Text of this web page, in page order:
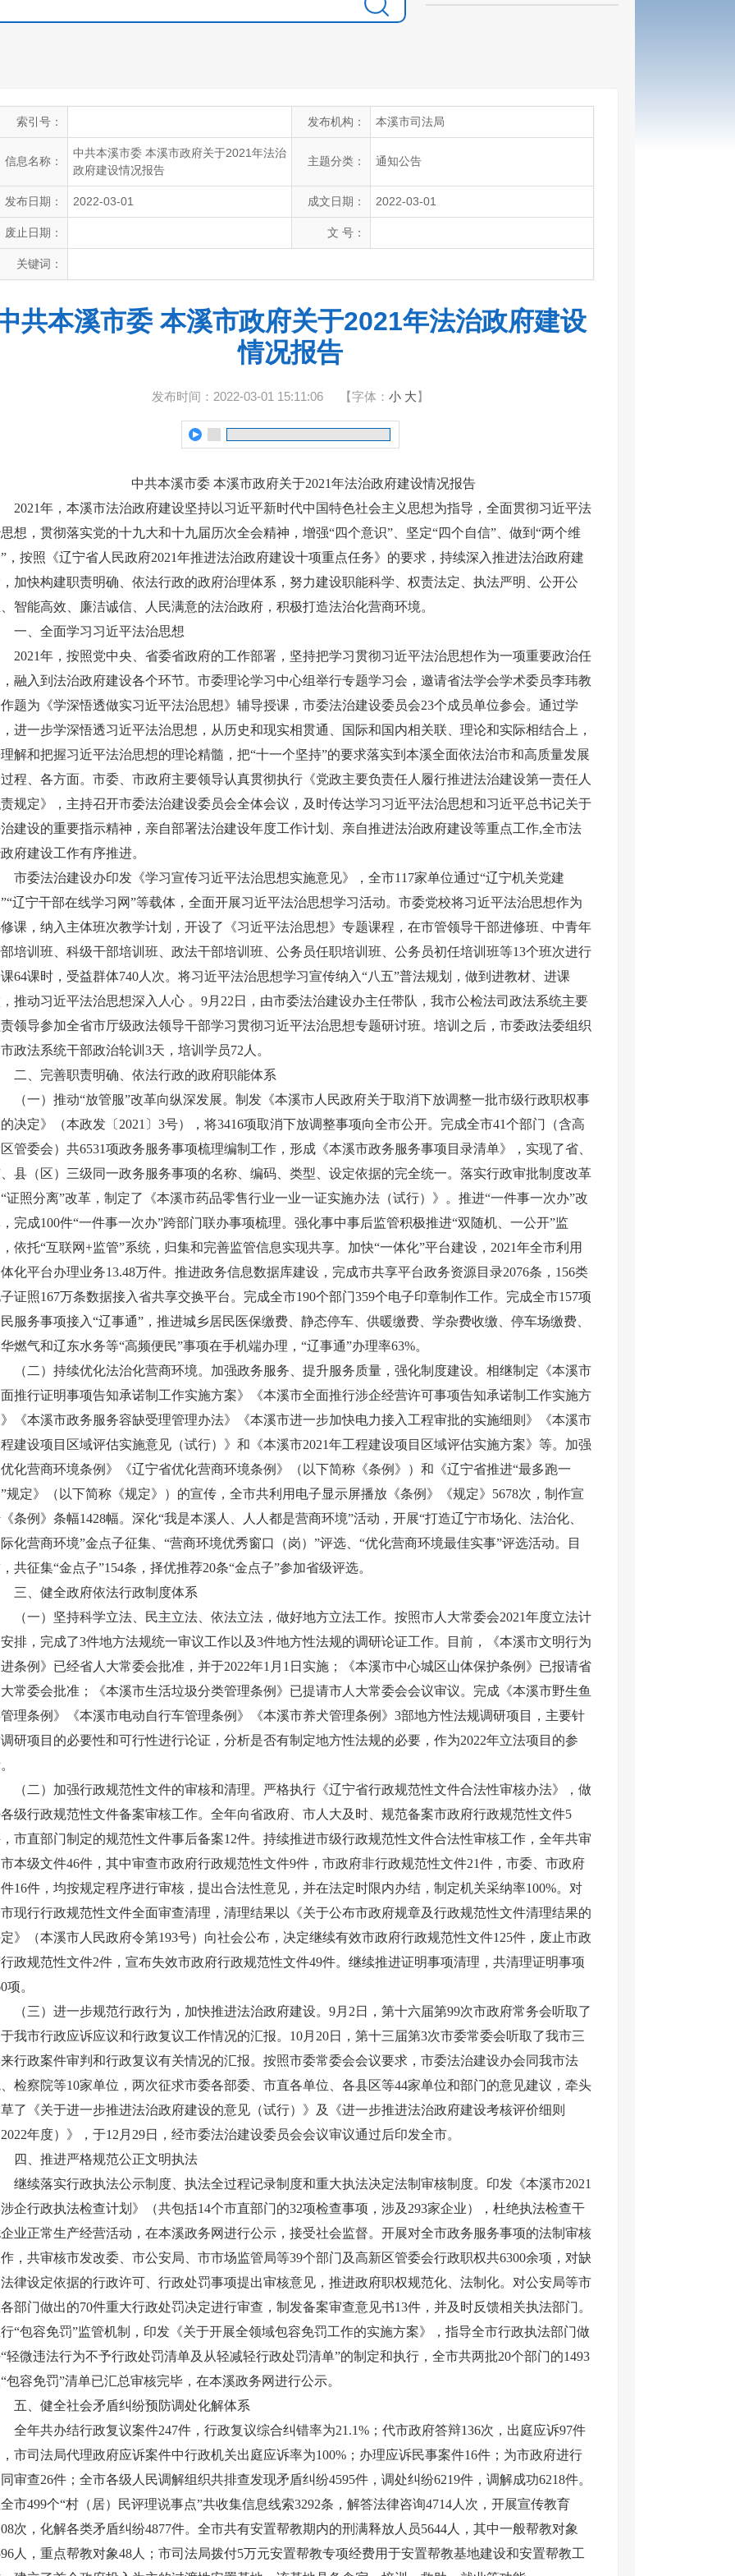
索引号： 发布机构： 本溪市司法局
信息名称：
中共本溪市委 本溪市政府关于2021年法治
政府建设情况报告
主题分类： 通知公告
发布日期： 2022-03-01 成文日期： 2022-03-01
废止日期： 文 号：
关键词：
共本溪市委 本溪市政府关于2021年法治政府建设
情况报告
发布时间：2022-03-01 15:11:06 【字体： 小 大】
中共本溪市委 本溪市政府关于2021年法治政府建设情况报告
年，本溪市法治政府建设坚持以习近平新时代中国特色社会主义思想为指导，全面贯彻习近平法
想，贯彻落实党的十九大和十九届历次全会精神，增强“四个意识”、坚定“四个自信”、做到“两个维
，按照《辽宁省人民政府2021年推进法治政府建设十项重点任务》的要求，持续深入推进法治政府建
加快构建职责明确、依法行政的政府治理体系，努力建设职能科学、权责法定、执法严明、公开公
智能高效、廉洁诚信、人民满意的法治政府，积极打造法治化营商环境。
、全面学习习近平法治思想
年，按照党中央、省委省政府的工作部署，坚持把学习贯彻习近平法治思想作为一项重要政治任
融入到法治政府建设各个环节。市委理论学习中心组举行专题学习会，邀请省法学会学术委员李玮教
题为《学深悟透做实习近平法治思想》辅导授课，市委法治建设委员会23个成员单位参会。通过学
进一步学深悟透习近平法治思想，从历史和现实相贯通、国际和国内相关联、理论和实际相结合上，
解和把握习近平法治思想的理论精髓，把“十一个坚持”的要求落实到本溪全面依法治市和高质量发展
程、各方面。市委、市政府主要领导认真贯彻执行《党政主要负责任人履行推进法治建设第一责任人
规定》，主持召开市委法治建设委员会全体会议，及时传达学习习近平法治思想和习近平总书记关于
建设的重要指示精神，亲自部署法治建设年度工作计划、亲自推进法治政府建设等重点工作,全市法
府建设工作有序推进。
法治建设办印发《学习宣传习近平法治思想实施意见》，全市117家单位通过“辽宁机关党建
辽宁干部在线学习网”等载体，全面开展习近平法治思想学习活动。市委党校将习近平法治思想作为
课，纳入主体班次教学计划，开设了《习近平法治思想》专题课程，在市管领导干部进修班、中青年
培训班、科级干部培训班、政法干部培训班、公务员任职培训班、公务员初任培训班等13个班次进行
64课时，受益群体740人次。将习近平法治思想学习宣传纳入“八五”普法规划，做到进教材、进课
推动习近平法治思想深入人心 。9月22日，由市委法治建设办主任带队，我市公检法司政法系统主要
领导参加全省市厅级政法领导干部学习贯彻习近平法治思想专题研讨班。培训之后，市委政法委组织
政法系统干部政治轮训3天，培训学员72人。
完善职责明确、依法行政的政府职能体系
）推动“放管服”改革向纵深发展。制发《本溪市人民政府关于取消下放调整一批市级行政职权事
决定》（本政发〔2021〕3号），将3416项取消下放调整事项向全市公开。完成全市41个部门（含高
管委会）共6531项政务服务事项梳理编制工作，形成《本溪市政务服务事项目录清单》，实现了省、
县（区）三级同一政务服务事项的名称、编码、类型、设定依据的完全统一。落实行政审批制度改革
证照分离”改革，制定了《本溪市药品零售行业一业一证实施办法（试行）》。推进“一件事一次办”改
完成100件“一件事一次办”跨部门联办事项梳理。强化事中事后监管积极推进“双随机、一公开”监
依托“互联网+监管”系统，归集和完善监管信息实现共享。加快“一体化”平台建设，2021年全市利用
化平台办理业务13.48万件。推进政务信息数据库建设，完成市共享平台政务资源目录2076条，156类
证照167万条数据接入省共享交换平台。完成全市190个部门359个电子印章制作工作。完成全市157项
服务事项接入“辽事通”，推进城乡居民医保缴费、静态停车、供暖缴费、学杂费收缴、停车场缴费、
燃气和辽东水务等“高频便民”事项在手机端办理，“辽事通”办理率63%。
）持续优化法治化营商环境。加强政务服务、提升服务质量，强化制度建设。相继制定《本溪市
推行证明事项告知承诺制工作实施方案》《本溪市全面推行涉企经营许可事项告知承诺制工作实施方
《本溪市政务服务容缺受理管理办法》《本溪市进一步加快电力接入工程审批的实施细则》《本溪市
建设项目区域评估实施意见（试行）》和《本溪市2021年工程建设项目区域评估实施方案》等。加强
化营商环境条例》《辽宁省优化营商环境条例》（以下简称《条例》）和《辽宁省推进“最多跑一
规定》（以下简称《规定》）的宣传，全市共利用电子显示屏播放《条例》《规定》5678次，制作宣
条例》条幅1428幅。深化“我是本溪人、人人都是营商环境”活动，开展“打造辽宁市场化、法治化、
化营商环境”金点子征集、“营商环境优秀窗口（岗）”评选、“优化营商环境最佳实事”评选活动。目
共征集“金点子”154条，择优推荐20条“金点子”参加省级评选。
、健全政府依法行政制度体系
）坚持科学立法、民主立法、依法立法，做好地方立法工作。按照市人大常委会2021年度立法计
排，完成了3件地方法规统一审议工作以及3件地方性法规的调研论证工作。目前，《本溪市文明行为
条例》已经省人大常委会批准，并于2022年1月1日实施；《本溪市中心城区山体保护条例》已报请省
常委会批准；《本溪市生活垃圾分类管理条例》已提请市人大常委会会议审议。完成《本溪市野生鱼
理条例》《本溪市电动自行车管理条例》《本溪市养犬管理条例》3部地方性法规调研项目，主要针
研项目的必要性和可行性进行论证，分析是否有制定地方性法规的必要，作为2022年立法项目的参
）加强行政规范性文件的审核和清理。严格执行《辽宁省行政规范性文件合法性审核办法》，做
级行政规范性文件备案审核工作。全年向省政府、市人大及时、规范备案市政府行政规范性文件5
市直部门制定的规范性文件事后备案12件。持续推进市级行政规范性文件合法性审核工作，全年共审
本级文件46件，其中审查市政府行政规范性文件9件，市政府非行政规范性文件21件，市委、市政府
16件，均按规定程序进行审核，提出合法性意见，并在法定时限内办结，制定机关采纳率100%。对
现行行政规范性文件全面审查清理，清理结果以《关于公布市政府规章及行政规范性文件清理结果的
》（本溪市人民政府令第193号）向社会公布，决定继续有效市政府行政规范性文件125件，废止市政
政规范性文件2件，宣布失效市政府行政规范性文件49件。继续推进证明事项清理，共清理证明事项
项。
）进一步规范行政行为，加快推进法治政府建设。9月2日，第十六届第99次市政府常务会听取了
我市行政应诉应议和行政复议工作情况的汇报。10月20日，第十三届第3次市委常委会听取了我市三
行政案件审判和行政复议有关情况的汇报。按照市委常委会会议要求，市委法治建设办会同我市法
检察院等10家单位，两次征求市委各部委、市直各单位、各县区等44家单位和部门的意见建议，牵头
了《关于进一步推进法治政府建设的意见（试行）》及《进一步推进法治政府建设考核评价细则
年度）》，于12月29日，经市委法治建设委员会会议审议通过后印发全市。
、推进严格规范公正文明执法
落实行政执法公示制度、执法全过程记录制度和重大执法决定法制审核制度。印发《本溪市2021
企行政执法检查计划》（共包括14个市直部门的32项检查事项，涉及293家企业），杜绝执法检查干
业正常生产经营活动，在本溪政务网进行公示，接受社会监督。开展对全市政务服务事项的法制审核
，共审核市发改委、市公安局、市市场监管局等39个部门及高新区管委会行政职权共6300余项，对缺
律设定依据的行政许可、行政处罚事项提出审核意见，推进政府职权规范化、法制化。对公安局等市
部门做出的70件重大行政处罚决定进行审查，制发备案审查意见书13件，并及时反馈相关执法部门。
“包容免罚”监管机制，印发《关于开展全领域包容免罚工作的实施方案》，指导全市行政执法部门做
轻微违法行为不予行政处罚清单及从轻减轻行政处罚清单”的制定和执行，全市共两批20个部门的1493
包容免罚”清单已汇总审核完毕，在本溪政务网进行公示。
健全社会矛盾纠纷预防调处化解体系
共办结行政复议案件247件，行政复议综合纠错率为21.1%；代市政府答辩136次，出庭应诉97件
市司法局代理政府应诉案件中行政机关出庭应诉率为100%；办理应诉民事案件16件；为市政府进行
审查26件；全市各级人民调解组织共排查发现矛盾纠纷4595件，调处纠纷6219件，调解成功6218件。
市499个“村（居）民评理说事点”共收集信息线索3292条，解答法律咨询4714人次，开展宣传教育
次，化解各类矛盾纠纷4877件。全市共有安置帮教期内的刑满释放人员5644人，其中一般帮教对象
人，重点帮教对象48人；市司法局拨付5万元安置帮教专项经费用于安置帮教基地建设和安置帮教工